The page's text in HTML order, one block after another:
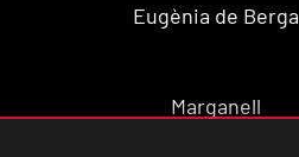
Eugènia de Berga
Marganell